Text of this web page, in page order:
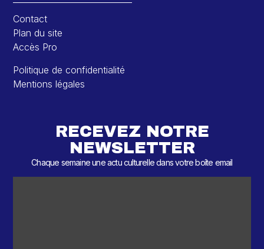
Contact
Plan du site
Accès Pro
Politique de confidentialité
Mentions légales
RECEVEZ NOTRE
NEWSLETTER
Chaque semaine une actu culturelle dans votre boîte email